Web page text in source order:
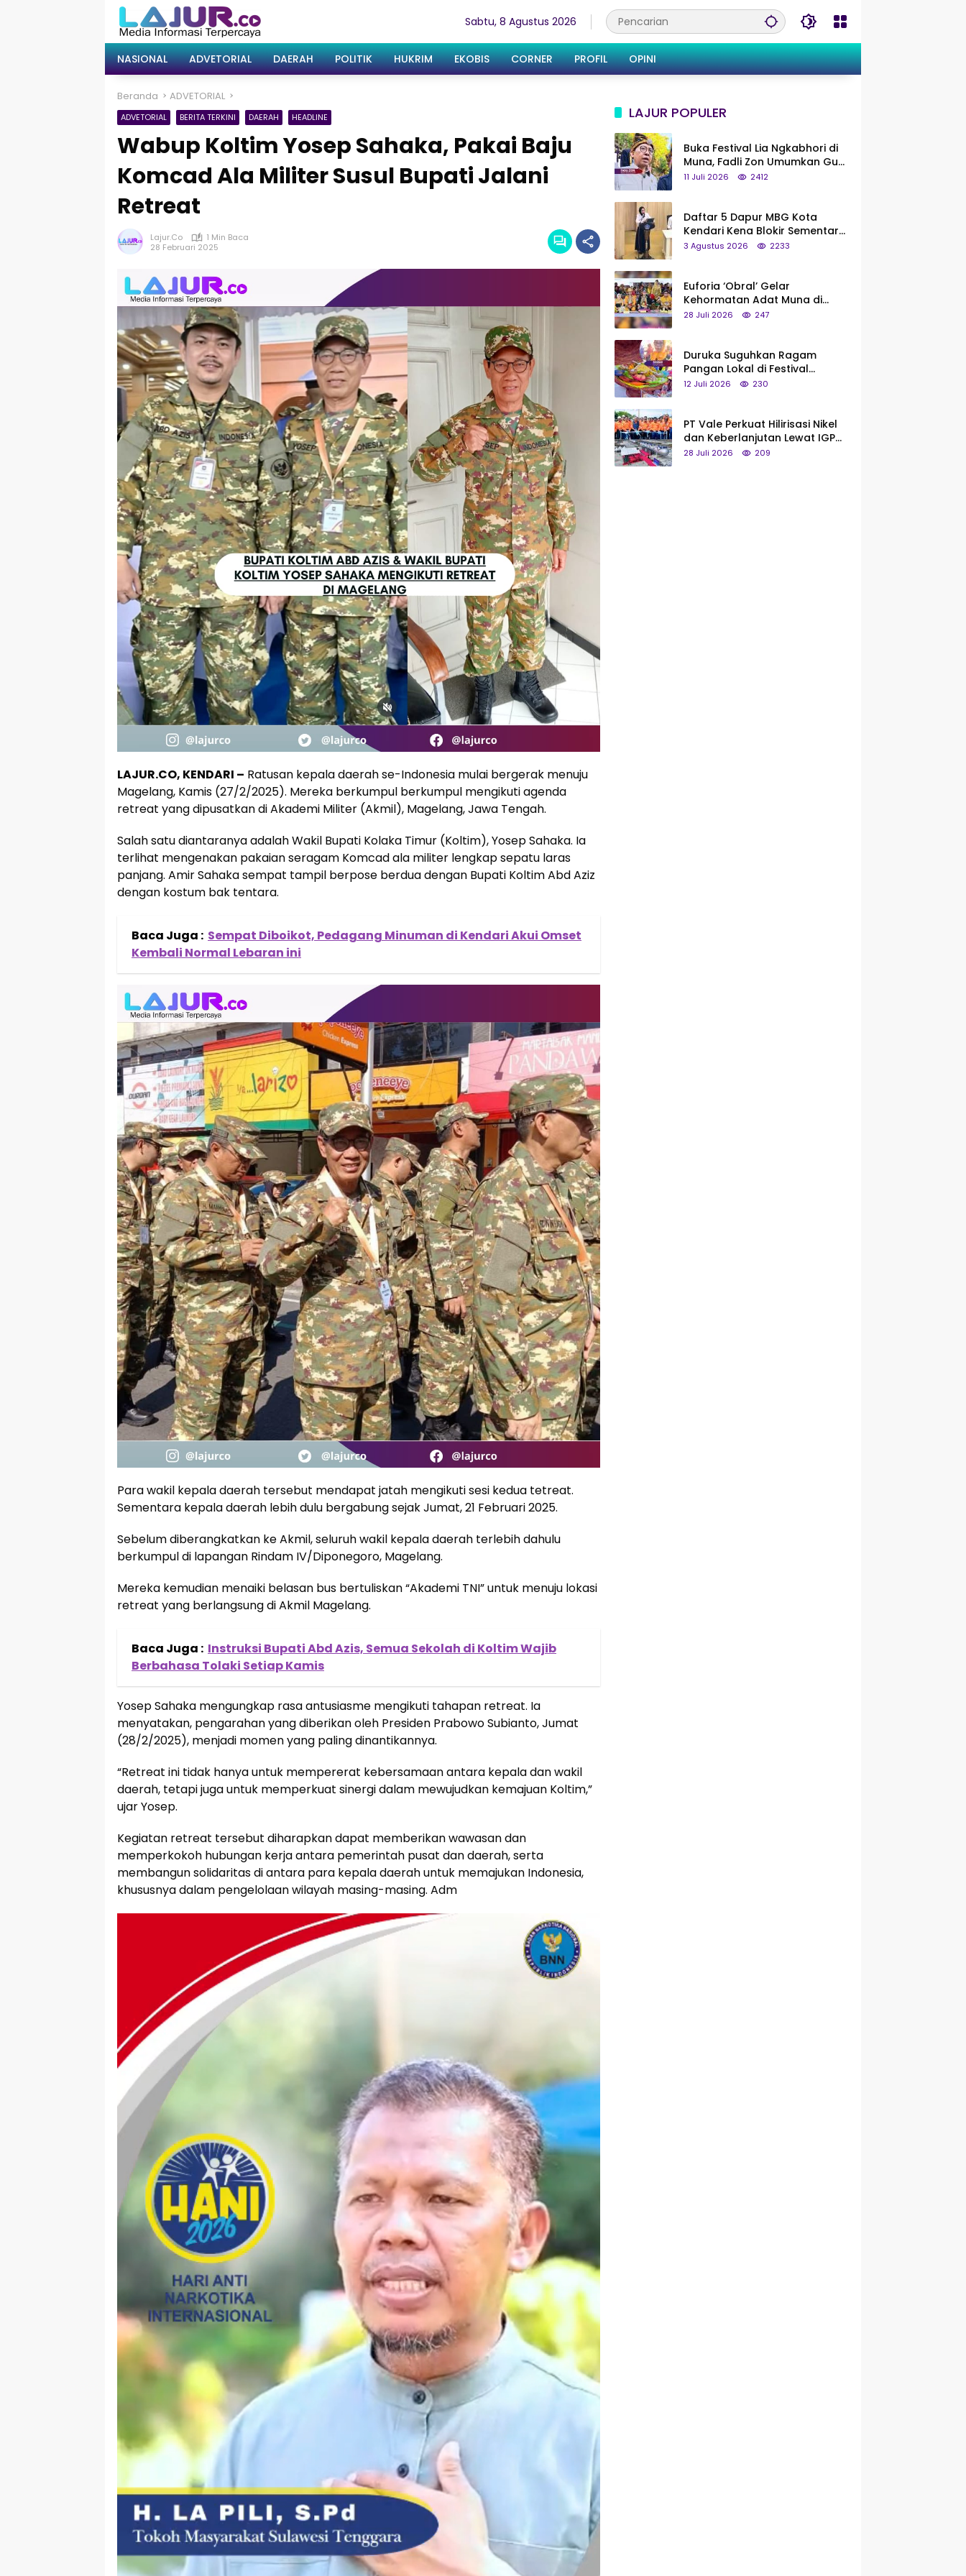
Sabtu, 8 Agustus 2026
NASIONAL ADVETORIAL DAERAH POLITIK HUKRIM EKOBIS CORNER PROFIL OPINI
Beranda ADVETORIAL
ADVETORIAL BERITA TERKINI DAERAH HEADLINE
Wabup Koltim Yosep Sahaka, Pakai Baju
Komcad Ala Militer Susul Bupati Jalani
Retreat
Lajur.co
1 Min Baca
28 Februari 2025
LAJUR.CO, KENDARI – Ratusan kepala daerah se-Indonesia mulai bergerak menuju
Magelang, Kamis (27/2/2025). Mereka berkumpul berkumpul mengikuti agenda
retreat yang dipusatkan di Akademi Militer (Akmil), Magelang, Jawa Tengah.
Salah satu diantaranya adalah Wakil Bupati Kolaka Timur (Koltim), Yosep Sahaka. Ia
terlihat mengenakan pakaian seragam Komcad ala militer lengkap sepatu laras
panjang. Amir Sahaka sempat tampil berpose berdua dengan Bupati Koltim Abd Aziz
dengan kostum bak tentara.
Baca Juga : Sempat Diboikot, Pedagang Minuman di Kendari Akui Omset
Kembali Normal Lebaran ini
Para wakil kepala daerah tersebut mendapat jatah mengikuti sesi kedua tetreat.
Sementara kepala daerah lebih dulu bergabung sejak Jumat, 21 Februari 2025.
Sebelum diberangkatkan ke Akmil, seluruh wakil kepala daerah terlebih dahulu
berkumpul di lapangan Rindam IV/Diponegoro, Magelang.
Mereka kemudian menaiki belasan bus bertuliskan “Akademi TNI” untuk menuju lokasi
retreat yang berlangsung di Akmil Magelang.
Baca Juga : Instruksi Bupati Abd Azis, Semua Sekolah di Koltim Wajib
Berbahasa Tolaki Setiap Kamis
Yosep Sahaka mengungkap rasa antusiasme mengikuti tahapan retreat. Ia
menyatakan, pengarahan yang diberikan oleh Presiden Prabowo Subianto, Jumat
(28/2/2025), menjadi momen yang paling dinantikannya.
“Retreat ini tidak hanya untuk mempererat kebersamaan antara kepala dan wakil
daerah, tetapi juga untuk memperkuat sinergi dalam mewujudkan kemajuan Koltim,”
ujar Yosep.
Kegiatan retreat tersebut diharapkan dapat memberikan wawasan dan
memperkokoh hubungan kerja antara pemerintah pusat dan daerah, serta
membangun solidaritas di antara para kepala daerah untuk memajukan Indonesia,
khususnya dalam pengelolaan wilayah masing-masing. Adm
LAJUR POPULER
Buka Festival Lia Ngkabhori di
Muna, Fadli Zon Umumkan Gua
Metanduno Segera Naik Status
11 Juli 2026 2412
Daftar 5 Dapur MBG Kota
Kendari Kena Blokir Sementara
dari Pusat
3 Agustus 2026 2233
Euforia ‘Obral’ Gelar
Kehormatan Adat Muna di
Silaturahmi KKMM, Ridwan Bae:
28 Juli 2026 247
Duruka Suguhkan Ragam
Pangan Lokal di Festival
Liangkobhori, Dari Umbi Rebus
12 Juli 2026 230
PT Vale Perkuat Hilirisasi Nikel
dan Keberlanjutan Lewat IGP
Morowali
28 Juli 2026 209